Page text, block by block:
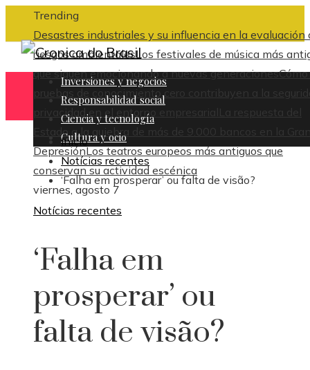
Trending
Desastres industriales y su influencia en la evaluación
riesgos ambientalesLos festivales de música más
que siguen emocionando a nuevas generaciones
pruebas de conocimiento cero contribuyen a la
privacidad en el entorno empresarial
La respuesta del
Estado a la quiebra de más de 9.000 bancos en la
DepresiónLos teatros europeos más antiguos que
conservan su actividad escénica
viernes, agosto 7
Inversiones y negocios
Responsabilidad social
Ciencia y tecnología
Cultura y ocio
Inicio
Notícias recentes
‘Falha em prosperar’ ou falta de visão?
Notícias recentes
‘Falha em
prosperar’ ou
falta de visão?